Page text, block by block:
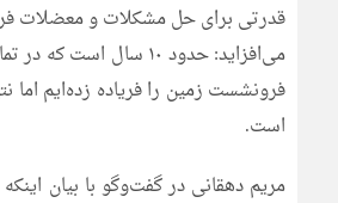
قدرتی برای حل مشکلات و معضلات
می‌افزاید: حدود ۱۰ سال
فرونشست زمین را فریاده زده‌ایم
است.